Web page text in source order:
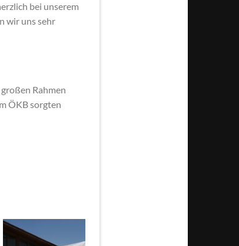
bei unserem
wir uns sehr
Rahmen
ÖKB sorgten